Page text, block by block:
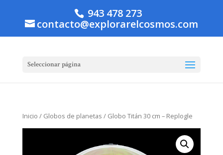
943 478 273
contacto@explorarelcosmos.com
Seleccionar página
Inicio / Globos de planetas / Globo Titán 30 cm – Replogle